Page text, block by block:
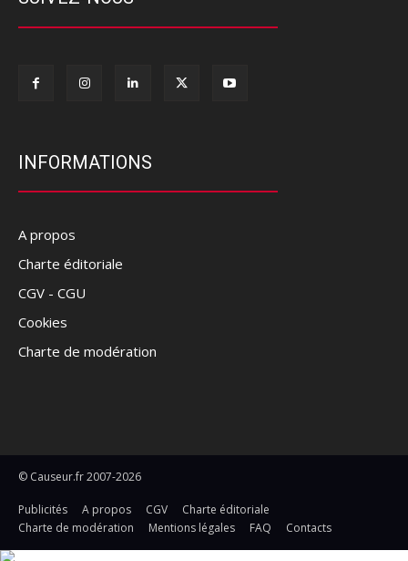
INFORMATIONS
A propos
Charte éditoriale
CGV - CGU
Cookies
Charte de modération
© Causeur.fr 2007-2026
Publicités A propos CGV
Charte éditoriale
Charte de modération
Mentions légales FAQ Contacts